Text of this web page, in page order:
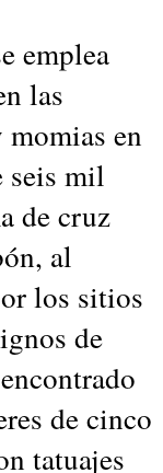
emplea
las
momias en
seis mil
de cruz
al
los sitios
de
de cinco
tatuajes